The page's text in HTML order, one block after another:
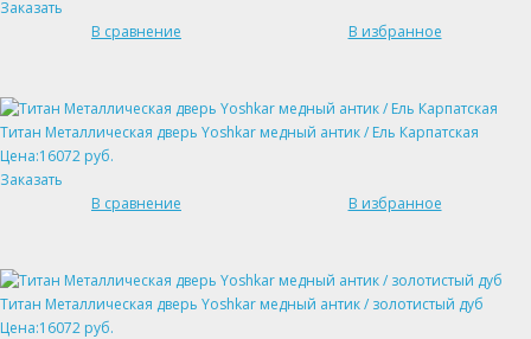
Заказать
В сравнение
В избранное
Титан Металлическая дверь Yoshkar медный антик / Ель Карпатская
Цена:16072 руб.
Заказать
В сравнение
В избранное
Титан Металлическая дверь Yoshkar медный антик / золотистый дуб
Цена:16072 руб.